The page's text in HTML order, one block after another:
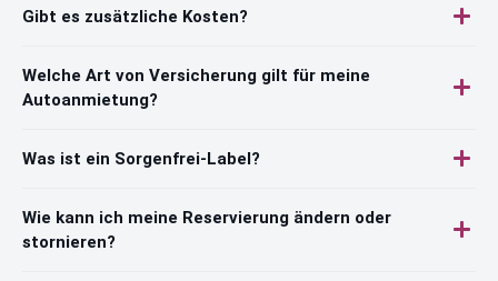
Gibt es zusätzliche Kosten?
Welche Art von Versicherung gilt für meine
Autoanmietung?
Was ist ein Sorgenfrei-Label?
Wie kann ich meine Reservierung ändern oder
stornieren?